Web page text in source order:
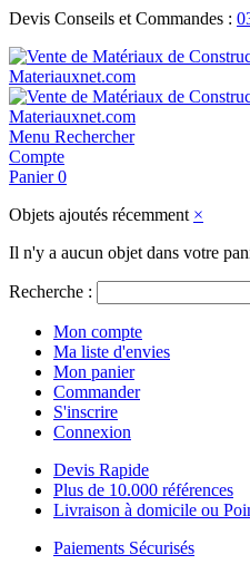
Devis Conseils et Commandes :
Menu Rechercher
Compte
Panier 0
Objets ajoutés récemment ×
Il n'y a aucun objet dans votre
Recherche :
Mon compte
Ma liste d'envies
Mon panier
Commander
S'inscrire
Connexion
Devis Rapide
Plus de 10.000 références
Livraison à domicile ou
Paiements Sécurisés